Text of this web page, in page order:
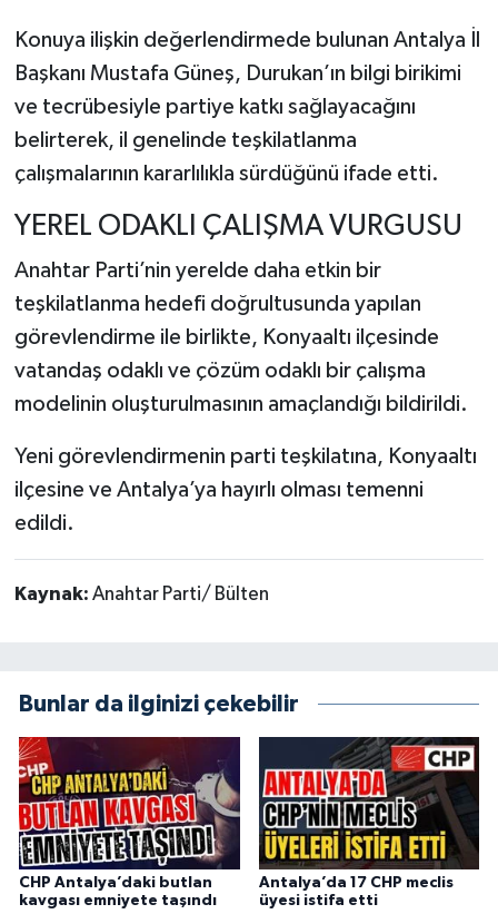
Konuya ilişkin değerlendirmede bulunan Antalya İl
Başkanı Mustafa Güneş, Durukan’ın bilgi birikimi
ve tecrübesiyle partiye katkı sağlayacağını
belirterek, il genelinde teşkilatlanma
çalışmalarının kararlılıkla sürdüğünü ifade etti.
YEREL ODAKLI ÇALIŞMA VURGUSU
Anahtar Parti’nin yerelde daha etkin bir
teşkilatlanma hedefi doğrultusunda yapılan
görevlendirme ile birlikte, Konyaaltı ilçesinde
vatandaş odaklı ve çözüm odaklı bir çalışma
modelinin oluşturulmasının amaçlandığı bildirildi.
Yeni görevlendirmenin parti teşkilatına, Konyaaltı
ilçesine ve Antalya’ya hayırlı olması temenni
edildi.
Kaynak: Anahtar Parti/ Bülten
Bunlar da ilginizi çekebilir
CHP Antalya’daki butlan
kavgası emniyete taşındı
Antalya’da 17 CHP meclis
üyesi istifa etti